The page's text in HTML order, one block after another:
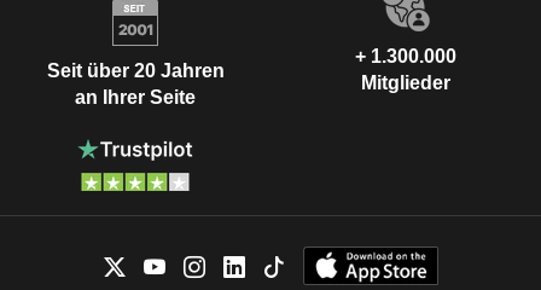
Seit über 20 Jahren
an Ihrer Seite
+ 1.300.000
Mitglieder